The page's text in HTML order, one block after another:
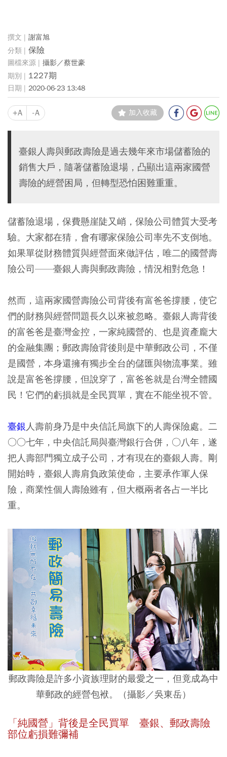
謝富旭
保險
攝影／蔡世豪
1227期
2020-06-23 13:48
+A -A 加入收藏
臺銀人壽與郵政壽險是過去幾年來市場儲蓄險的
銷售大戶，隨著儲蓄險退場，凸顯出這兩家國營
壽險的經營困局，但轉型恐怕困難重重。
儲蓄險退場，保費懸崖陡又峭，保險公司體質大受考
驗。大家都在猜，會有哪家保險公司率先不支倒地。
如果單從財務體質與經營面來做評估，唯二的國營壽
險公司——臺銀人壽與郵政壽險，情況相對危急！
然而，這兩家國營壽險公司背後有富爸爸撐腰，使它
們的財務與經營問題長久以來被忽略。臺銀人壽背後
的富爸爸是臺灣金控，一家純國營的、也是資產龐大
的金融集團；郵政壽險背後則是中華郵政公司，不僅
是國營，本身還擁有獨步全台的儲匯與物流事業。雖
說是富爸爸撐腰，但說穿了，富爸爸就是台灣全體國
民！它們的虧損就是全民買單，實在不能坐視不管。
臺銀 人壽前身乃是中央信託局旗下的人壽保險處。二
○○七年，中央信託局與臺灣銀行合併，○八年，遂
把人壽部門獨立成子公司，才有現在的臺銀人壽。剛
開始時，臺銀人壽肩負政策使命，主要承作軍人保
險，商業性個人壽險雖有，但大概兩者各占一半比
重。
郵政壽險是許多小資族理財的最愛之一，但竟成為中
華郵政的經營包袱。（攝影／吳東岳）
「純國營」背後是全民買單 臺銀、郵政壽險
部位虧損難彌補